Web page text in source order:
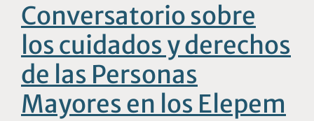
Conversatorio sobre
los cuidados y derechos
de las Personas
Mayores en los Elepem